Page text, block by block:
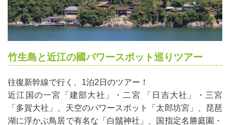
竹生島と近江の國パワースポット巡りツアー
往復新幹線で行く、1泊2日のツアー！
近江国の一宮「建部大社」・二宮 「日吉大社」・三宮
「多賀大社」、天空のパワースポット「太郎坊宮」、琵琶
湖に浮かぶ鳥居で有名な「白鬚神社」、国指定名勝庭園・